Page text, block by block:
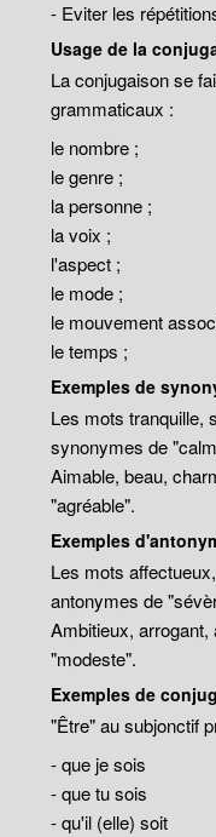
- Eviter les
Usage de la
La conjugaison se
grammaticaux :
le nombre ;
le genre ;
la personne ;
la voix ;
l'aspect ;
le mode ;
le mouvement
le temps ;
Exemples de
Les mots tranquille,
synonymes de
Aimable, beau,
"agréable".
Exemples
Les mots
antonymes de
Ambitieux,
"modeste".
Exemples de
"Être" au subjonctif
- que je sois
- que tu sois
- qu'il (elle) soit